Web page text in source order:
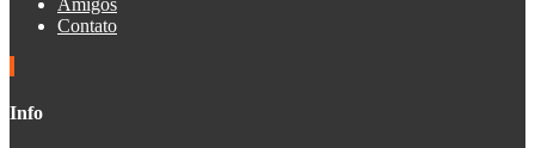
Contato
Info